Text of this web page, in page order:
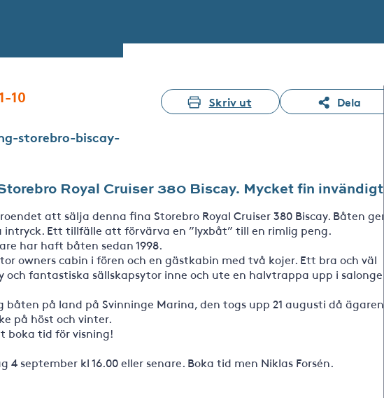
10 Skriv ut Dela
storebro-biscay-
Royal Cruiser 380 Biscay. Mycket fin
att sälja denna fina Storebro Royal Cruiser 380 Biscay. Båten
Ett tillfälle att förvärva en ”lyxbåt” till en rimlig peng.
har haft båten sedan 1998.
owners cabin i fören och en gästkabin med två kojer. Ett bra och väl
fantastiska sällskapsytor inne och ute en halvtrappa upp i
båten på land på Svinninge Marina, den togs upp 21 augusti då ägaren
på höst och vinter.
boka tid för visning!
4 september kl 16.00 eller senare. Boka tid men Niklas Forsén.